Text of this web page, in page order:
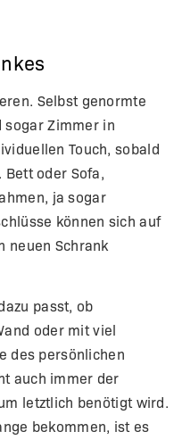
Selbst genormte
sogar Zimmer in
Touch, sobald
oder Sofa,
ja sogar
können sich auf
neuen Schrank
passt, ob
oder mit viel
des persönlichen
auch immer der
letztlich benötigt wird.
bekommen, ist es